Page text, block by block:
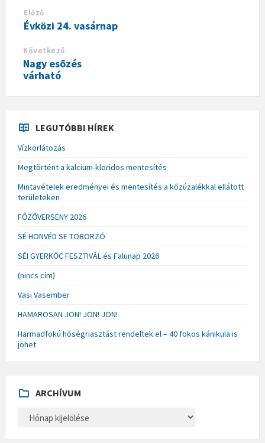
Előző
Évközi 24. vasárnap
Következő
Nagy esõzés
várható
LEGUTÓBBI HÍREK
Vízkorlátozás
Megtörtént a kalcium-kloridos mentesítés
Mintavételek eredményei és mentesítés a kőzúzalékkal ellátott
területeken
FŐZŐVERSENY 2026
SÉ HONVÉD SE TOBORZÓ
SÉI GYERKŐC FESZTIVÁL és Falunap 2026
(nincs cím)
Vasi Vasember
HAMAROSAN JÖN! JÖN! JÖN!
Harmadfokú hőségriasztást rendeltek el – 40 fokos kánikula is
jöhet
ARCHÍVUM
H